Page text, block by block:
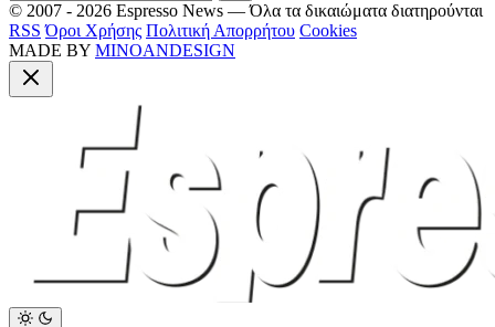
© 2007 - 2026 Espresso News — Όλα τα δικαιώματα διατηρούνται
RSS Όροι Χρήσης Πολιτική Απορρήτου Cookies
MADE BY MINOANDESIGN